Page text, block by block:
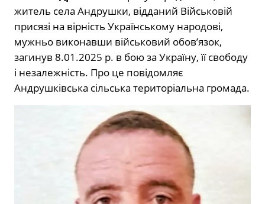
житель села Андрушки, відданий Військовій
присязі на вірність Українському народові,
мужньо виконавши військовий обов’язок,
загинув 8.01.2025 р. в бою за Україну, її свободу
і незалежність. Про це повідомляє
Андрушківська сільська територіальна громада.